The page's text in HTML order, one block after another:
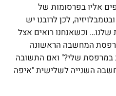
אליו בפרסומות של
לכן לרובנו יש
וכשאנחנו רואים אצל
המחשבה הראשונה
שלי?" ואם התשובה
השנייה לשלישית "איפה